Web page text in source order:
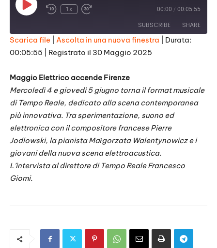
Play
Episode
1x 00:00 / 00:05:55
SUBSCRIBE SHARE
SHARE
LINK
EMBED
Scarica file Ascolta in una nuova finestra
Durata:
00:05:55
Registrato il 30 Maggio 2025
Maggio Elettrico accende Firenze
Mercoledì 4 e giovedì 5 giugno torna il format musicale
di Tempo Reale, dedicato alla scena contemporanea
più innovativa. Tra sperimentazione, suono ed
elettronica con il compositore francese Pierre
Jodlowski, la pianista Małgorzata Walentynowicz e i
giovani della nuova scena elettroacustica.
L’intervista al direttore di Tempo Reale Francesco
Giomi.